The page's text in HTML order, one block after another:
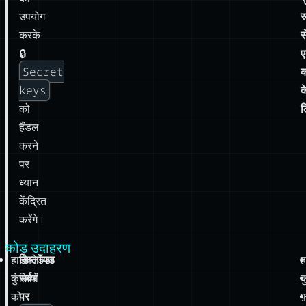
उपयोग
करके
🔒
Secret
keys
को
हैंडल
करने
पर
ध्यान
केंद्रित
करेंगे।
हार्डकोडेड
कुंजियों
को
डिप्लॉयड
सर्वर
पर
कोड उदाहरण